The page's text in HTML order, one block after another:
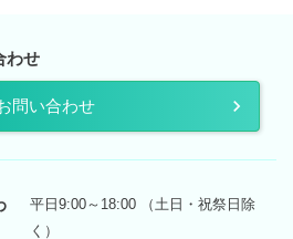
わせ
問い合わせ
平日9:00～18:00 （土日・祝祭日除
く）